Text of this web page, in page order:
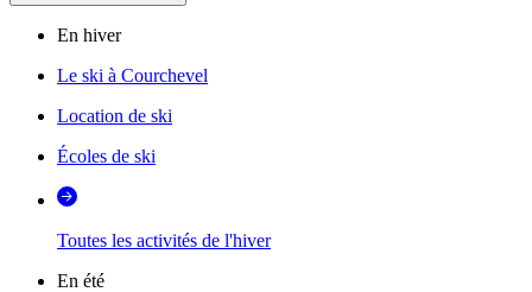
En hiver
Le ski à Courchevel
Location de ski
Écoles de ski
Toutes les activités de l'hiver
En été